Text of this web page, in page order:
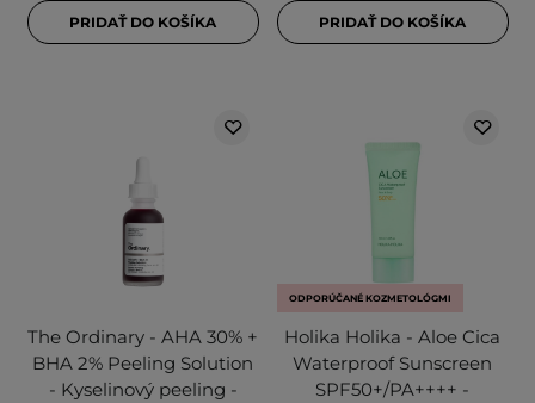
PRIDAŤ DO KOŠÍKA PRIDAŤ DO KOŠÍKA
The Ordinary - AHA 30% +
BHA 2% Peeling Solution
- Kyselinový peeling -
ODPORÚČANÉ KOZMETOLÓGMI
Holika Holika - Aloe Cica
Waterproof Sunscreen
SPF50+/PA++++ -